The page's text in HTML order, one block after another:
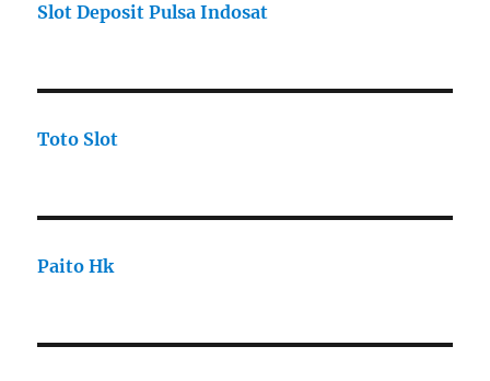
Slot Deposit Pulsa Indosat
Toto Slot
Paito Hk